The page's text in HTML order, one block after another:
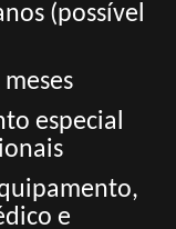
(possível
especial
e